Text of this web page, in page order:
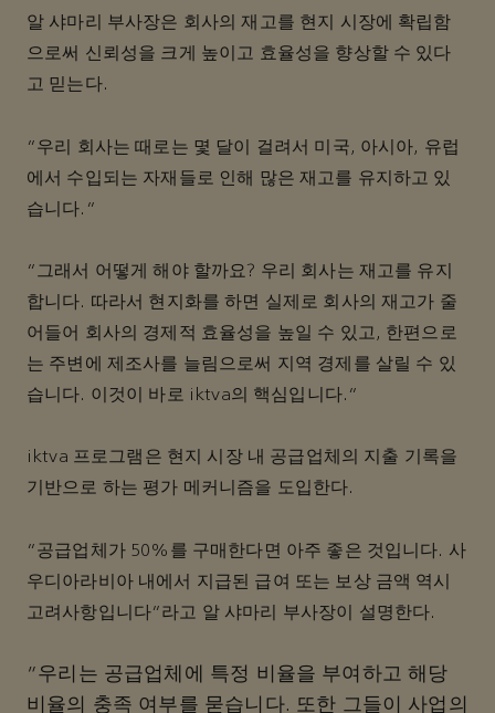
알 샤마리 부사장은 회사의 재고를 현지 시장에 확립함
으로써 신뢰성을 크게 높이고 효율성을 향상할 수 있다
고 믿는다.
“우리 회사는 때로는 몇 달이 걸려서 미국, 아시아, 유럽
에서 수입되는 자재들로 인해 많은 재고를 유지하고 있
습니다.”
“그래서 어떻게 해야 할까요? 우리 회사는 재고를 유지
합니다. 따라서 현지화를 하면 실제로 회사의 재고가 줄
어들어 회사의 경제적 효율성을 높일 수 있고, 한편으로
는 주변에 제조사를 늘림으로써 지역 경제를 살릴 수 있
습니다. 이것이 바로 iktva의 핵심입니다.”
iktva 프로그램은 현지 시장 내 공급업체의 지출 기록을
기반으로 하는 평가 메커니즘을 도입한다.
“공급업체가 50%를 구매한다면 아주 좋은 것입니다. 사
우디아라비아 내에서 지급된 급여 또는 보상 금액 역시
고려사항입니다”라고 알 샤마리 부사장이 설명한다.
“우리는 공급업체에 특정 비율을 부여하고 해당
비율의 충족 여부를 묻습니다. 또한 그들이 사업의